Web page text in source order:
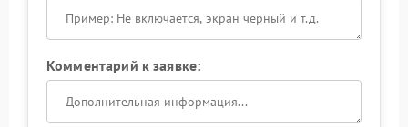
Комментарий к заявке: